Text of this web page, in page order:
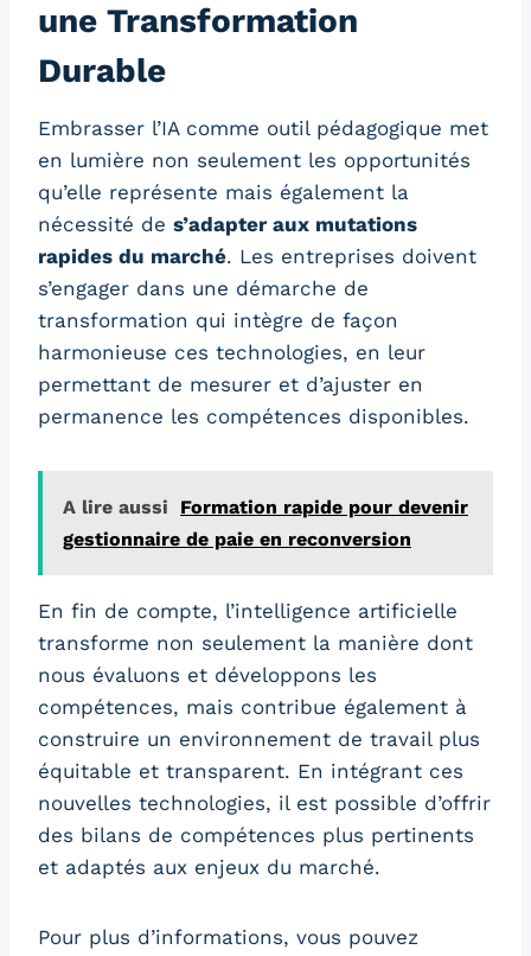
une Transformation
Durable
Embrasser l’IA comme outil pédagogique met
en lumière non seulement les opportunités
qu’elle représente mais également la
nécessité de s’adapter aux mutations
rapides du marché. Les entreprises doivent
s’engager dans une démarche de
transformation qui intègre de façon
harmonieuse ces technologies, en leur
permettant de mesurer et d’ajuster en
permanence les compétences disponibles.
A lire aussi
Formation rapide pour devenir
gestionnaire de paie en reconversion
En fin de compte, l’intelligence artificielle
transforme non seulement la manière dont
nous évaluons et développons les
compétences, mais contribue également à
construire un environnement de travail plus
équitable et transparent. En intégrant ces
nouvelles technologies, il est possible d’offrir
des bilans de compétences plus pertinents
et adaptés aux enjeux du marché.
Pour plus d’informations, vous pouvez